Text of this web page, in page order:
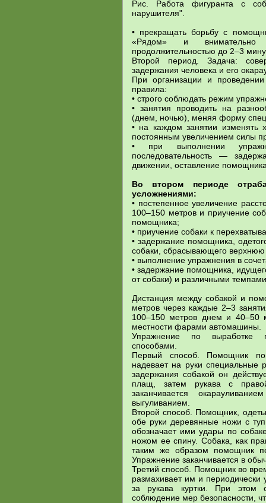
Рис. Работа фигуранта с
нарушителя".
• прекращать борьбу с
«Рядом» и внимательно
продолжительностью до 2–3
Второй период. Задача:
задержания человека и его
При организации и
правила:
• строго соблюдать режим
• занятия проводить на
(днем, ночью), меняя форму
• на каждом занятии изменять
постоянным увеличением силы
• при выполнении
последовательность —
движении, оставление
Во втором периоде
усложнениями:
• постепенное увеличение
100–150 метров и приучение
помощника;
• приучение собаки к
• задержание помощника,
собаки, сбрасывающего
• выполнение упражнения в
• задержание помощника,
от собаки) и различными
Дистанция между собакой и
метров через каждые 2–3
100–150 метров днем и 40–50
местности фарами автомашины.
Упражнение по выработке
способами.
Первый способ. Помощник
надевает на руки
задержания собакой он
плащ, затем рукава с
заканчивается
выгуливанием.
Второй способ. Помощник,
обе руки деревянные ножи с
обозначает ими удары по
ножом ее спину. Собака, как
таким же образом помощник
Упражнение заканчивается в
Третий способ. Помощник во
размахивает им и периодически
за рукава куртки. При этом
соблюдение мер безопасности,